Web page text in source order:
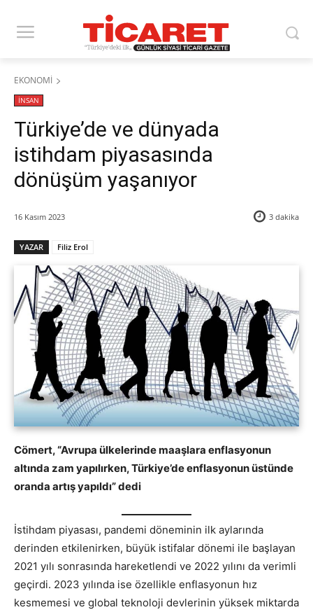
EKONOMİ
İNSAN
Türkiye’de ve dünyada
istihdam piyasasında
dönüşüm yaşanıyor
16 Kasım 2023 3 dakika
YAZAR Filiz Erol
Cömert, “Avrupa ülkelerinde maaşlara enflasyonun
altında zam yapılırken, Türkiye’de enflasyonun üstünde
oranda artış yapıldı” dedi
İstihdam piyasası, pandemi döneminin ilk aylarında
derinden etkilenirken, büyük istifalar dönemi ile başlayan
2021 yılı sonrasında hareketlendi ve 2022 yılını da verimli
geçirdi. 2023 yılında ise özellikle enflasyonun hız
kesmemesi ve global teknoloji devlerinin yüksek miktarda